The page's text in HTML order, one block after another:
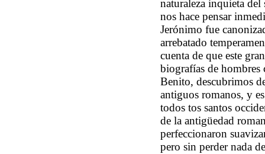
naturaleza inquieta
nos hace pensar
Jerónimo fue
arrebatado
cuenta de que este
biografías de
Benito, descubrimos
antiguos romanos, y
todos tos santos
de la antigüedad
perfeccionaron
pero sin perder nada